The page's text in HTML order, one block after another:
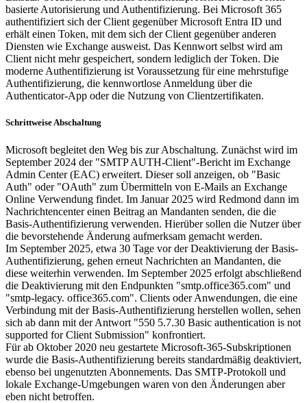
basierte Autorisierung und Authentifizierung. Bei Microsoft 365
authentifiziert sich der Client gegenüber Microsoft Entra ID und
erhält einen Token, mit dem sich der Client gegenüber anderen
Diensten wie Exchange ausweist. Das Kennwort selbst wird am
Client nicht mehr gespeichert, sondern lediglich der Token. Die
moderne Authentifizierung ist Voraussetzung für eine mehrstufige
Authentifizierung, die kennwortlose Anmeldung über die
Authenticator-App oder die Nutzung von Clientzertifikaten.
Schrittweise Abschaltung
Microsoft begleitet den Weg bis zur Abschaltung. Zunächst wird im
September 2024 der "SMTP AUTH-Client"-Bericht im Exchange
Admin Center (EAC) erweitert. Dieser soll anzeigen, ob "Basic
Auth" oder "OAuth" zum Übermitteln von E-Mails an Exchange
Online Verwendung findet. Im Januar 2025 wird Redmond dann im
Nachrichtencenter einen Beitrag an Mandanten senden, die die
Basis-Authentifizierung verwenden. Hierüber sollen die Nutzer über
die bevorstehende Änderung aufmerksam gemacht werden.
Im September 2025, etwa 30 Tage vor der Deaktivierung der Basis-
Authentifizierung, gehen erneut Nachrichten an Mandanten, die
diese weiterhin verwenden. Im September 2025 erfolgt abschließend
die Deaktivierung mit den Endpunkten "smtp.office365.com" und
"smtp-legacy. office365.com". Clients oder Anwendungen, die eine
Verbindung mit der Basis-Authentifizierung herstellen wollen, sehen
sich ab dann mit der Antwort "550 5.7.30 Basic authentication is not
supported for Client Submission" konfrontiert.
Für ab Oktober 2020 neu gestartete Microsoft-365-Subskriptionen
wurde die Basis-Authentifizierung bereits standardmäßig deaktiviert,
ebenso bei ungenutzten Abonnements. Das SMTP-Protokoll und
lokale Exchange-Umgebungen waren von den Änderungen aber
eben nicht betroffen.